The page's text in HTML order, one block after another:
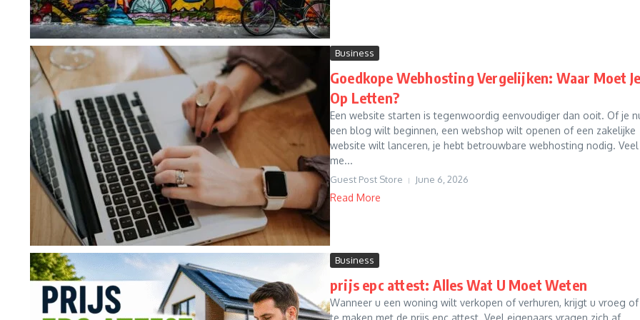
Business
Goedkope Webhosting Vergelijken: Waar Moet Je
Op Letten?
Een website starten is tegenwoordig eenvoudiger dan ooit. Of je
een blog wilt beginnen, een webshop wilt openen of een zakelijke
website wilt lanceren, je hebt betrouwbare webhosting nodig. Veel
me...
Guest Post Store June 6, 2026
Read More
Business
prijs epc attest: Alles Wat U Moet Weten
Wanneer u een woning wilt verkopen of verhuren, krijgt u vroeg
te maken met de prijs epc attest. Veel eigenaars vragen zich af